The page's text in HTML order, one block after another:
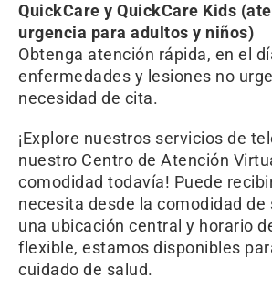
QuickCare y QuickCare Kids
urgencia para adultos y niños)
Obtenga atención rápida, en el
enfermedades y lesiones no
necesidad de cita.
¡Explore nuestros servicios de
nuestro Centro de Atención
comodidad todavía! Puede
necesita desde la comodidad de
una ubicación central y horario
flexible, estamos disponibles
cuidado de salud.